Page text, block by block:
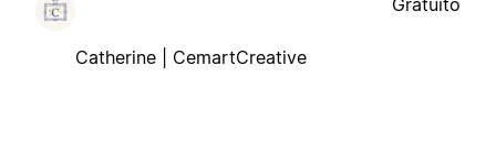
Catherine | CemartCreative